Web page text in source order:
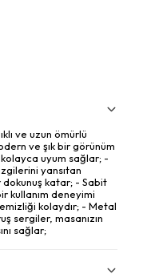
ve uzun ömürlü
ve şık bir görünüm
uyum sağlar; -
yansıtan
dokunuş katar; - Sabit
kullanım deneyimi
kolaydır; - Metal
sergiler, masanızın
sağlar;